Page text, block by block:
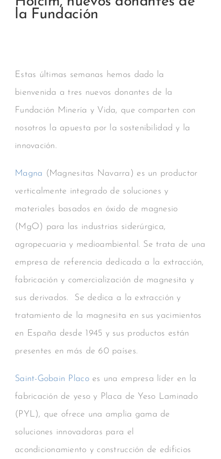
la Fundación
Estas últimas semanas hemos dado la
bienvenida a tres nuevos donantes de la
Fundación Minería y Vida, que comparten con
nosotros la apuesta por la sostenibilidad y la
innovación.
Magna (Magnesitas Navarra) es un productor
verticalmente integrado de soluciones y
materiales basados en óxido de magnesio
(MgO) para las industrias siderúrgica,
agropecuaria y medioambiental. Se trata de una
empresa de referencia dedicada a la extracción,
fabricación y comercialización de magnesita y
sus derivados. Se dedica a la extracción y
tratamiento de la magnesita en sus yacimientos
en España desde 1945 y sus productos están
presentes en más de 60 países.
Saint-Gobain Placoes una empresa líder en la
fabricación de yeso y Placa de Yeso Laminado
(PYL), que ofrece una amplia gama de
soluciones innovadoras para el
acondicionamiento y construcción de edificios